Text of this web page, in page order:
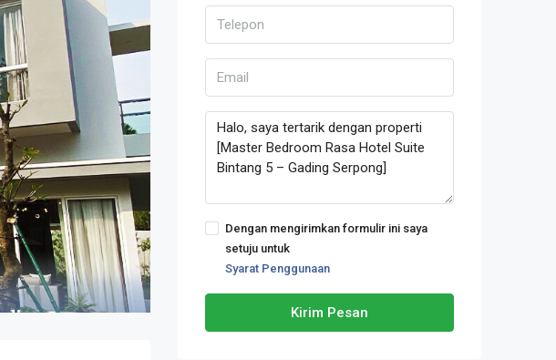
Dengan mengirimkan formulir ini saya
setuju untuk
Syarat Penggunaan
Kirim Pesan